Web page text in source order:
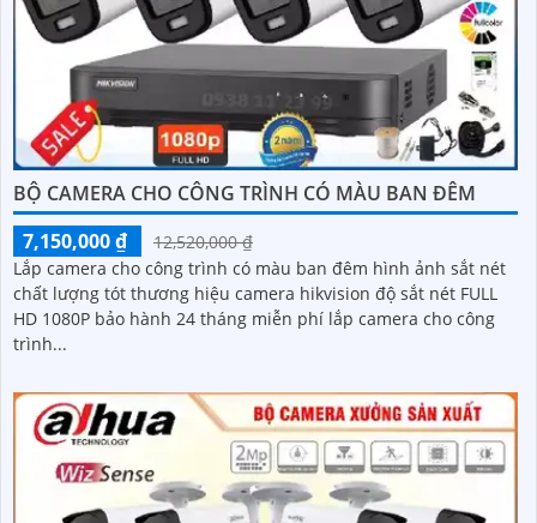
BỘ CAMERA CHO CÔNG TRÌNH CÓ MÀU BAN ĐÊM
7,150,000 ₫
12,520,000 ₫
Lắp camera cho công trình có màu ban đêm hình ảnh sắt nét
chất lượng tót thương hiệu camera hikvision độ sắt nét FULL
HD 1080P bảo hành 24 tháng miễn phí lắp camera cho công
trình...